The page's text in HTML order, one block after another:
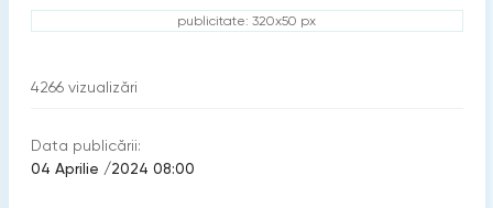
publicitate: 320x50 px
4266 vizualizări
Data publicării:
04 Aprilie /2024 08:00